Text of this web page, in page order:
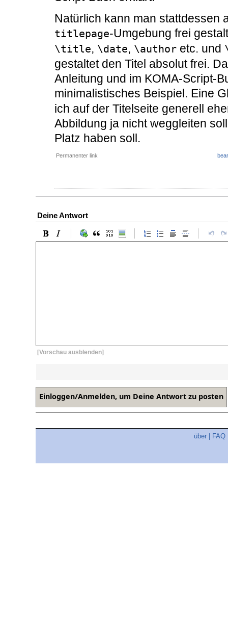
Natürlich kann man stattdessen
titlepage-Umgebung frei
\title, \date, \author etc. und
gestaltet den Titel absolut frei.
Anleitung und im KOMA-Script-
minimalistisches Beispiel. Eine
ich auf der Titelseite generell
Abbildung ja nicht weggleiten
Platz haben soll.
Permanenter link
Deine Antwort
[Vorschau ausblenden]
über FAQ